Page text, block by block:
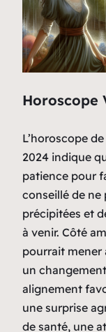
Horoscope
L’horoscope
2024 indique
patience pour
conseillé de ne
précipitées et
à venir. Côté
pourrait mener
un
alignement
une surprise
de santé, une